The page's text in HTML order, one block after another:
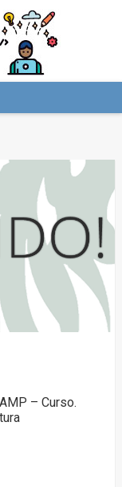
– Curso.